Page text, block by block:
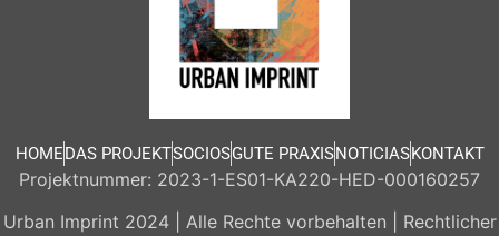
HOMEDAS PROJEKTSOCIOSGUTE PRAXISNOTICIASKONTAKT
Projektnummer: 2023-1-ES01-KA220-HED-000160257
Urban Imprint 2024 | Alle Rechte vorbehalten | Rechtlicher